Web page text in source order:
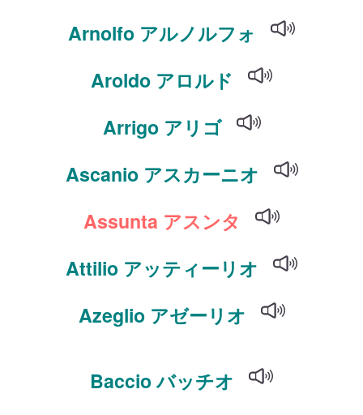
Arnolfo アルノルフォ
Aroldo アロルド
Arrigo アリゴ
Ascanio アスカーニオ
Assunta アスンタ
Attilio アッティーリオ
Azeglio アゼーリオ
Baccio バッチオ